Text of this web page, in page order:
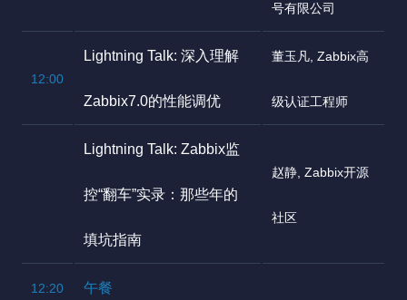
号有限公司
12:00
Lightning Talk: 深入理解
Zabbix7.0的性能调优
董玉凡, Zabbix高
级认证工程师
Lightning Talk: Zabbix监
控“翻车”实录：那些年的
填坑指南
赵静, Zabbix开源
社区
12:20 午餐